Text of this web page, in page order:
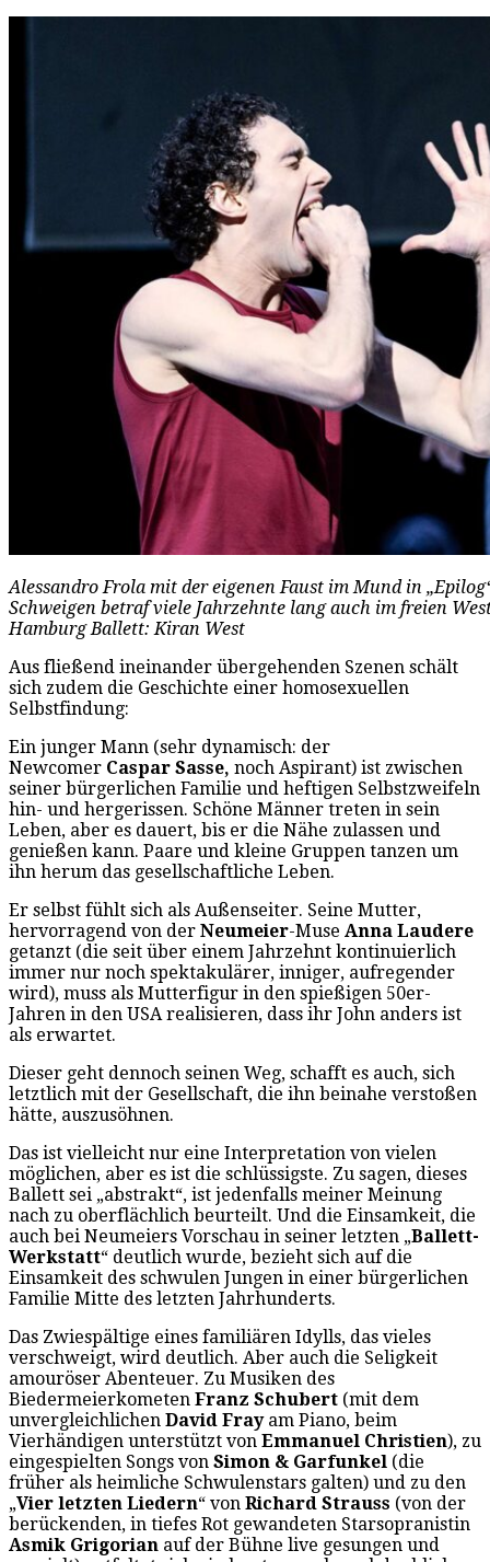
Alessandro Frola mit der eigenen Faust im Mund in
Schweigen betraf viele Jahrzehnte lang auch im freien
Hamburg Ballett: Kiran West
Aus fließend ineinander übergehenden Szenen schält
sich zudem die Geschichte einer homosexuellen
Selbstfindung:
Ein junger Mann (sehr dynamisch: der
Newcomer Caspar Sasse, noch Aspirant) ist zwischen
seiner bürgerlichen Familie und heftigen Selbstzweifeln
hin- und hergerissen. Schöne Männer treten in sein
Leben, aber es dauert, bis er die Nähe zulassen und
genießen kann. Paare und kleine Gruppen tanzen um
ihn herum das gesellschaftliche Leben.
Er selbst fühlt sich als Außenseiter. Seine Mutter,
hervorragend von der Neumeier-Muse Anna Laudere
getanzt (die seit über einem Jahrzehnt kontinuierlich
immer nur noch spektakulärer, inniger, aufregender
wird), muss als Mutterfigur in den spießigen 50er-
Jahren in den USA realisieren, dass ihr John anders ist
als erwartet.
Dieser geht dennoch seinen Weg, schafft es auch, sich
letztlich mit der Gesellschaft, die ihn beinahe verstoßen
hätte, auszusöhnen.
Das ist vielleicht nur eine Interpretation von vielen
möglichen, aber es ist die schlüssigste. Zu sagen, dieses
Ballett sei „abstrakt“, ist jedenfalls meiner Meinung
nach zu oberflächlich beurteilt. Und die Einsamkeit, die
auch bei Neumeiers Vorschau in seiner letzten „Ballett-
Werkstatt“ deutlich wurde, bezieht sich auf die
Einsamkeit des schwulen Jungen in einer bürgerlichen
Familie Mitte des letzten Jahrhunderts.
Das Zwiespältige eines familiären Idylls, das vieles
verschweigt, wird deutlich. Aber auch die Seligkeit
amouröser Abenteuer. Zu Musiken des
Biedermeierkometen Franz Schubert (mit dem
unvergleichlichen David Frayam Piano, beim
Vierhändigen unterstützt von Emmanuel Christien), zu
eingespielten Songs von Simon & Garfunkel (die
früher als heimliche Schwulenstars galten) und zu den
„Vier letzten Liedern“ von Richard Strauss (von der
berückenden, in tiefes Rot gewandeten Starsopranistin
Asmik Grigorian auf der Bühne live gesungen und